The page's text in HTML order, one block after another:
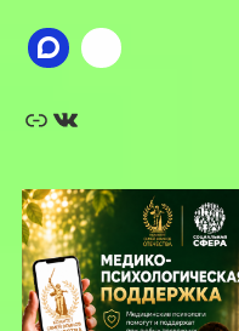
Ссылка